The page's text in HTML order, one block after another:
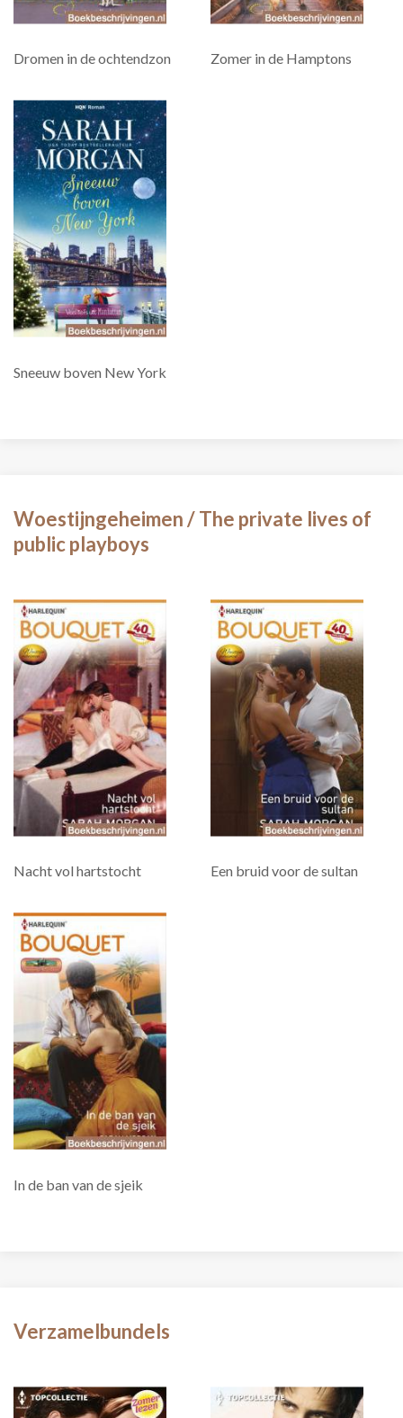
Dromen in de ochtendzon Zomer in de Hamptons
Sneeuw boven New York
Woestijngeheimen / The private lives of
public playboys
Nacht vol hartstocht Een bruid voor de sultan
In de ban van de sjeik
Verzamelbundels